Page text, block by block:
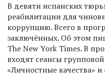
В девяти испанских
реабилитации для
коррупцию. Всего в
заключённых. Об этом
The New York Times. В
входят сеансы
«Личностные качества»